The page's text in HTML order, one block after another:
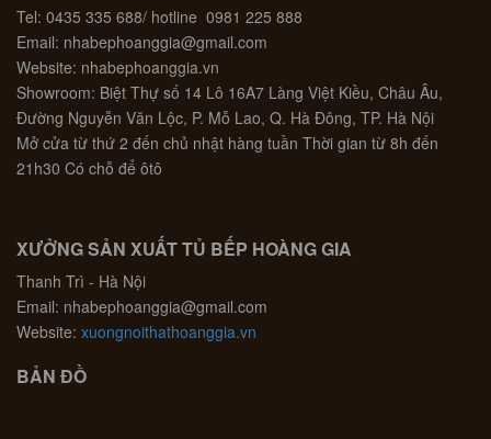
Tel: 0435 335 688/ hotline 0981 225 888
Email: nhabephoanggia@gmail.com
Website: nhabephoanggia.vn
Showroom: Biệt Thự số 14 Lô 16A7 Làng Việt Kiều, Châu Âu,
Đường Nguyễn Văn Lộc, P. Mỗ Lao, Q. Hà Đông, TP. Hà Nội
Mở cửa từ thứ 2 đến chủ nhật hàng tuần Thời gian từ 8h đến
21h30 Có chỗ để ôtô
XƯỞNG SẢN XUẤT TỦ BẾP HOÀNG GIA
Thanh Trì - Hà Nội
Email: nhabephoanggia@gmail.com
Website: xuongnoithathoanggia.vn
BẢN ĐỒ